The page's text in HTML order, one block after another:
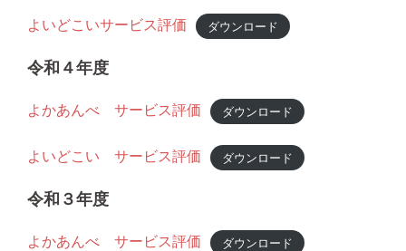
よいどこいサービス評価 ダウンロード
令和４年度
よかあんべ サービス評価 ダウンロード
よいどこい サービス評価 ダウンロード
令和３年度
よかあんべ サービス評価 ダウンロード